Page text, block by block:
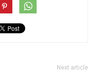
Next article